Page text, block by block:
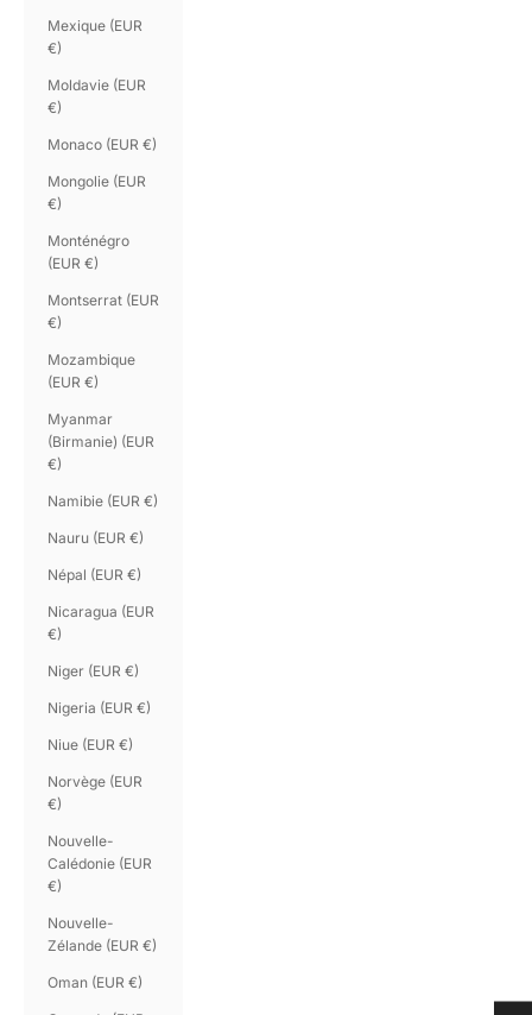
Mexique (EUR
€)
Moldavie (EUR
€)
Monaco (EUR €)
Mongolie (EUR
€)
Monténégro
(EUR €)
Montserrat (EUR
€)
Mozambique
(EUR €)
Myanmar
(Birmanie) (EUR
€)
Namibie (EUR €)
Nauru (EUR €)
Népal (EUR €)
Nicaragua (EUR
€)
Niger (EUR €)
Nigeria (EUR €)
Niue (EUR €)
Norvège (EUR
€)
Nouvelle-
Calédonie (EUR
€)
Nouvelle-
Zélande (EUR €)
Oman (EUR €)